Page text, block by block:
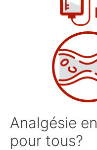
Analgésie
pour tous?